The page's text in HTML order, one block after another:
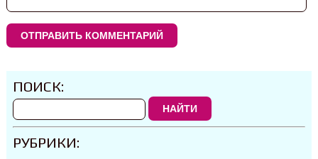
ПОИСК:
НАЙТИ
РУБРИКИ: